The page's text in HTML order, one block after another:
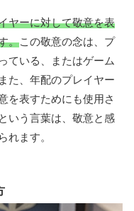
ヤーに対して敬意を表
。この敬意の念は、プ
ている、またはゲーム
た、年配のプレイヤー
を表すためにも使用さ
いう言葉は、敬意と感
れます。